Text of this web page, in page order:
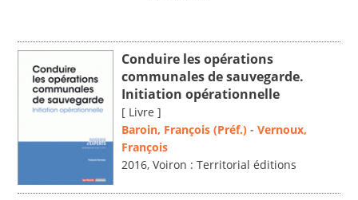
Conduire les opérations
communales de sauvegarde.
Initiation opérationnelle
[ Livre ]
Baroin, François (Préf.) - Vernoux,
François
2016, Voiron : Territorial éditions